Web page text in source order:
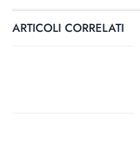
ARTICOLI CORRELATI